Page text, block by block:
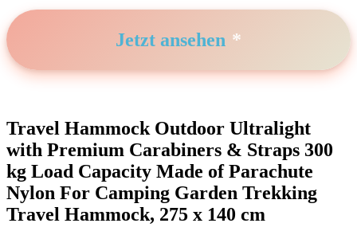
Jetzt ansehen
Travel Hammock Outdoor Ultralight
with Premium Carabiners & ⁤Straps 300
kg Load Capacity Made of Parachute
Nylon For Camping Garden Trekking
Travel ⁢Hammock, 275 x 140 cm